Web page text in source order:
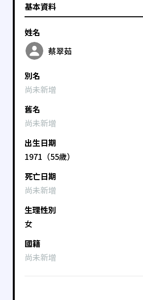
基本資料
姓名
蔡翠茹
別名
尚未新增
舊名
尚未新增
出生日期
1971（55歲）
死亡日期
尚未新增
生理性別
女
國籍
尚未新增